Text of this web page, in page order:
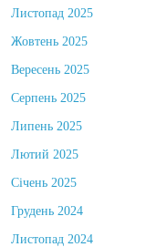
Листопад 2025
Жовтень 2025
Вересень 2025
Серпень 2025
Липень 2025
Лютий 2025
Січень 2025
Грудень 2024
Листопад 2024